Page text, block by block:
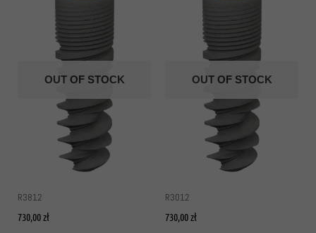
OUT OF STOCK
R3812
730,00zł
OUT OF STOCK
R3012
730,00zł